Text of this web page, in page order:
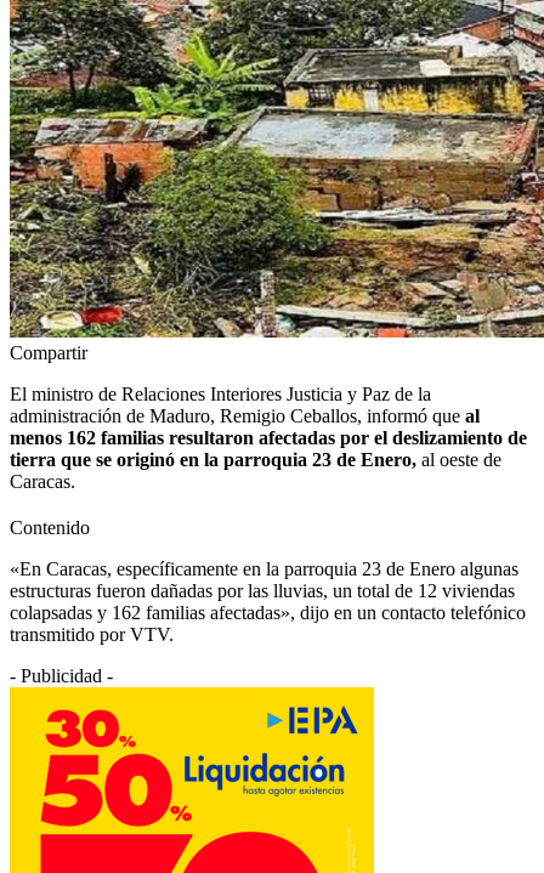
Compartir
El ministro de Relaciones Interiores Justicia y Paz de la
administración de Maduro, Remigio Ceballos, informó que al
menos 162 familias resultaron afectadas por el deslizamiento de
tierra que se originó en la parroquia 23 de Enero, al oeste de
Caracas.
Contenido
«En Caracas, específicamente en la parroquia 23 de Enero algunas
estructuras fueron dañadas por las lluvias, un total de 12 viviendas
colapsadas y 162 familias afectadas», dijo en un contacto telefónico
transmitido por VTV.
- Publicidad -